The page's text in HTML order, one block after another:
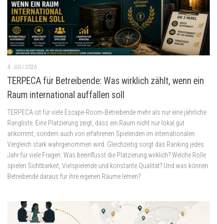
4. JULI 2026
TERPECA für Betreibende: Was wirklich zählt, wenn ein
Raum international auffallen soll
TERPECA ist für viele Escape-Room-Betreibende mehr als nur eine jährliche
Rangliste. Eine Platzierung zeigt, dass ein Raum nicht nur lokal gut
ankommt, sondern auch von erfahrenen Spielenden im internationalen
Vergleich stark wahrgenommen wird. Gleichzeitig sorgt das Ranking jedes
Jahr für viele Fragen: Was beeinflusst die Platzierung wirklich? Welche Rolle
spielen Sichtbarkeit, Vielspielende und konstante Qualität? Und was können
Betreibende daraus für ihre eigenen Räume lernen?